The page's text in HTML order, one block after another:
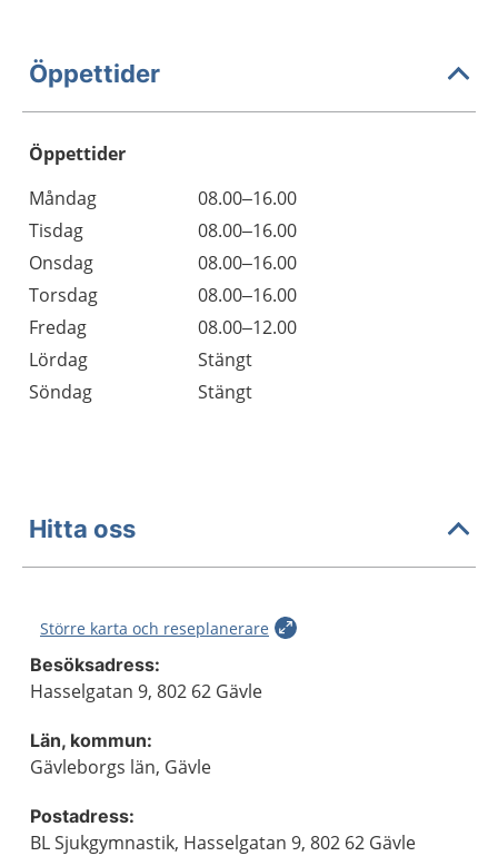
Öppettider
Öppettider
Dag
Öppettider
Kommentarer
Måndag
08.00–16.00
Tisdag
08.00–16.00
Onsdag
08.00–16.00
Torsdag
08.00–16.00
Fredag
08.00–12.00
Lördag
Stängt
Söndag
Stängt
Hitta oss
Större karta och reseplanerare
Besöksadress:
Hasselgatan 9, 802 62 Gävle
Län, kommun:
Gävleborgs län, Gävle
Postadress:
BL Sjukgymnastik, Hasselgatan 9, 802 62 Gävle